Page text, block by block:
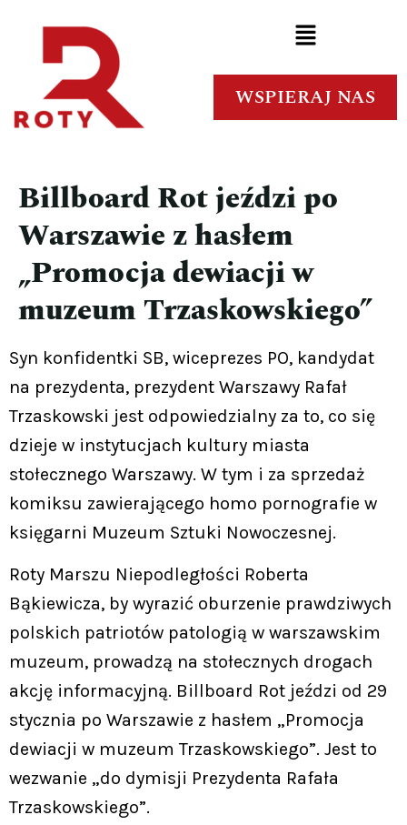
WSPIERAJ NAS
Billboard Rot jeździ po
Warszawie z hasłem
„Promocja dewiacji w
muzeum Trzaskowskiego”
Syn konfidentki SB, wiceprezes PO, kandydat
na prezydenta, prezydent Warszawy Rafał
Trzaskowski jest odpowiedzialny za to, co się
dzieje w instytucjach kultury miasta
stołecznego Warszawy. W tym i za sprzedaż
komiksu zawierającego homo pornografie w
księgarni Muzeum Sztuki Nowoczesnej.
Roty Marszu Niepodległości Roberta
Bąkiewicza, by wyrazić oburzenie prawdziwych
polskich patriotów patologią w warszawskim
muzeum, prowadzą na stołecznych drogach
akcję informacyjną. Billboard Rot jeździ od 29
stycznia po Warszawie z hasłem „Promocja
dewiacji w muzeum Trzaskowskiego”. Jest to
wezwanie „do dymisji Prezydenta Rafała
Trzaskowskiego”.